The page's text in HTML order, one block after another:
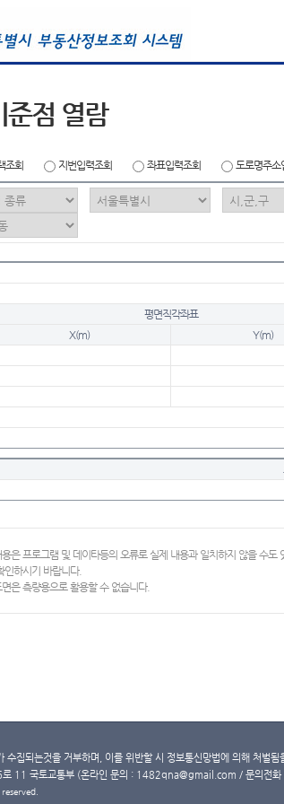
준점 열람
조회 지번입력조회 좌표입력조회 도로명주소
평면직각좌표
X(m)
Y(m)
은 프로그램 및 데이타등의 오류로 실제 내용과 일치하지 않을 수
인하시기 바랍니다.
은 측량용으로 활용할 수 없습니다.
수집되는것을 거부하며, 이를 위반할 시 정보통신망법에 의해 처벌됨
로 11 국토교통부 (온라인 문의 : 1482qna@gmail.com / 문의전